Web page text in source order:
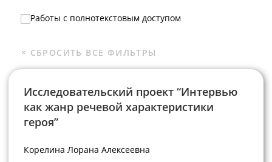
Работы с полнотекстовым доступом
Исследовательский проект “Интервью
как жанр речевой характеристики
героя”
Корелина Лорана Алексеевна